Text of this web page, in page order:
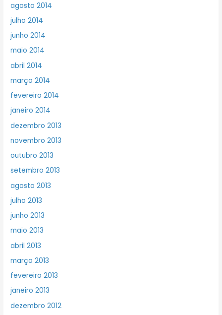
agosto 2014
julho 2014
junho 2014
maio 2014
abril 2014
março 2014
fevereiro 2014
janeiro 2014
dezembro 2013
novembro 2013
outubro 2013
setembro 2013
agosto 2013
julho 2013
junho 2013
maio 2013
abril 2013
março 2013
fevereiro 2013
janeiro 2013
dezembro 2012